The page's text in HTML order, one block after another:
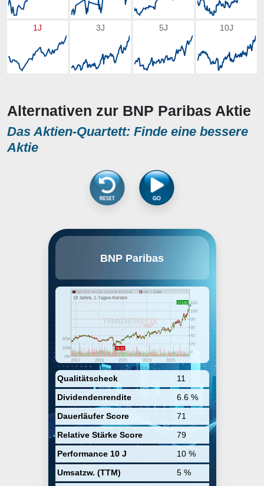
1J 3J 5J 10J
Alternativen zur BNP Paribas Aktie
Das Aktien-Quartett: Finde eine bessere
Aktie
BNP Paribas
Qualitätscheck
11
Dividendenrendite
6.6 %
Dauerläufer Score
71
Relative Stärke Score
79
Performance 10 J
10 %
Umsatzw. (TTM)
5 %
2000 aus der Fusion der Banque
und ist damit die größte öffentlich
gehandelte Bank Frankreichs.
Obwohl BNP Paribas in etwa 80
Ländern tätig ist, betrachtet sie
Frankreich, Italien und Belgien als
ihre Heimatmärkte. Sie besitzt die
Regionalbank BancWest in den
Vereinigten Staaten.